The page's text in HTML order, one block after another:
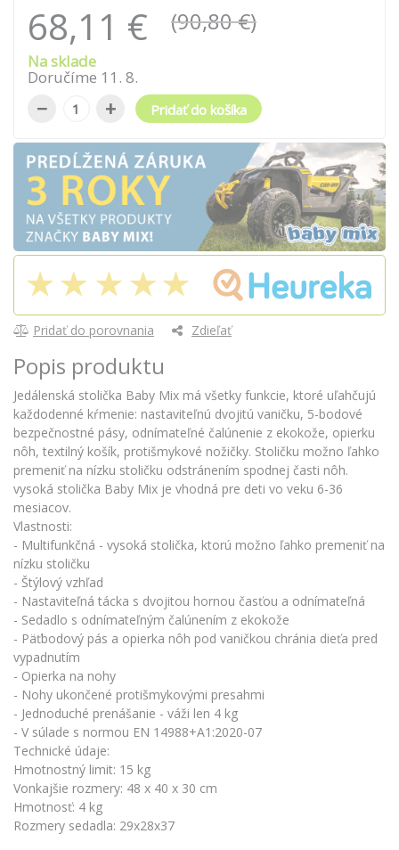
68,11 € (90,80 €)
Na sklade
Doručíme 11 . 8.
− + Pridať do košíka
Pridať do porovnania Zdieľať
Popis produktu
Jedálenská stolička Baby Mix má všetky funkcie, ktoré uľahčujú
každodenné kŕmenie: nastaviteľnú dvojitú vaničku, 5-bodové
bezpečnostné pásy, odnímateľné čalúnenie z ekokože, opierku
nôh, textilný košík, protišmykové nožičky. Stoličku možno ľahko
premeniť na nízku stoličku odstránením spodnej časti nôh.
vysoká stolička Baby Mix je vhodná pre deti vo veku 6-36
mesiacov.
Vlastnosti:
- Multifunkčná - vysoká stolička, ktorú možno ľahko premeniť na
nízku stoličku
- Štýlový vzhľad
- Nastaviteľná tácka s dvojitou hornou časťou a odnímateľná
- Sedadlo s odnímateľným čalúnením z ekokože
- Päťbodový pás a opierka nôh pod vaničkou chránia dieťa pred
vypadnutím
- Opierka na nohy
- Nohy ukončené protišmykovými presahmi
- Jednoduché prenášanie - váži len 4 kg
- V súlade s normou EN 14988+A1:2020-07
Technické údaje:
Hmotnostný limit: 15 kg
Vonkajšie rozmery: 48 x 40 x 30 cm
Hmotnosť: 4 kg
Rozmery sedadla: 29x28x37